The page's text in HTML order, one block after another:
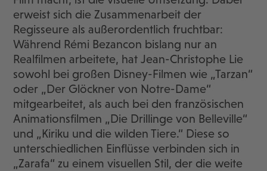
erweist sich die Zusammenarbeit der
Regisseure als außerordentlich fruchtbar:
Während Rémi Bezancon bislang nur an
Realfilmen arbeitete, hat Jean-Christophe Lie
sowohl bei großen Disney-Filmen wie „Tarzan“
oder „Der Glöckner von Notre-Dame“
mitgearbeitet, als auch bei den französischen
Animationsfilmen „Die Drillinge von Belleville“
und „Kiriku und die wilden Tiere.“ Diese so
unterschiedlichen Einflüsse verbinden sich in
„Zarafa“ zu einem visuellen Stil, der die weite